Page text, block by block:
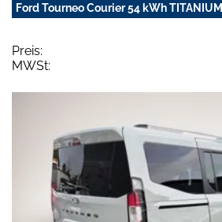
Ford Tourneo Courier 54 kWh TITANIUM
Preis:
MWSt: